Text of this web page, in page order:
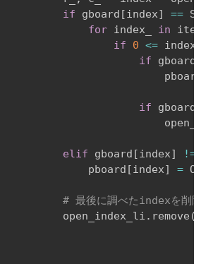
if gboard [index] ==
for index_ in
if
0 <=
if gboard
if gboard
elif gboard [index] !=
pboard
[index] =
# 最後に調べたindexを削
open_index_li
. remove (